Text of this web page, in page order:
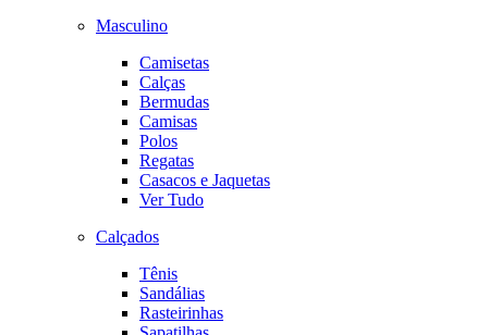
Masculino
Camisetas
Calças
Bermudas
Camisas
Polos
Regatas
Casacos e Jaquetas
Ver Tudo
Calçados
Tênis
Sandálias
Rasteirinhas